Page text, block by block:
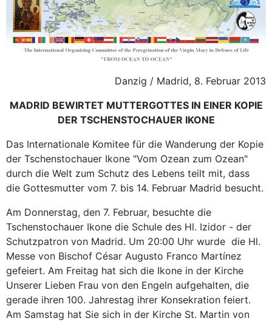
Danzig / Madrid, 8. Februar 2013
MADRID BEWIRTET MUTTERGOTTES IN EINER KOPIE
DER TSCHENSTOCHAUER IKONE
Das Internationale Komitee für die Wanderung der Kopie
der Tschenstochauer Ikone "Vom Ozean zum Ozean"
durch die Welt zum Schutz des Lebens teilt mit, dass
die Gottesmutter vom 7. bis 14. Februar Madrid besucht.
Am Donnerstag, den 7. Februar, besuchte die
Tschenstochauer Ikone die Schule des Hl. Izidor - der
Schutzpatron von Madrid. Um 20:00 Uhr wurde die Hl.
Messe von Bischof César Augusto Franco Martínez
gefeiert. Am Freitag hat sich die Ikone in der Kirche
Unserer Lieben Frau von den Engeln aufgehalten, die
gerade ihren 100. Jahrestag ihrer Konsekration feiert.
Am Samstag hat Sie sich in der Kirche St. Martin von